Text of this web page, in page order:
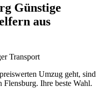
Günstige
aus
Transport
Umzug geht, sind
Ihre beste Wahl.